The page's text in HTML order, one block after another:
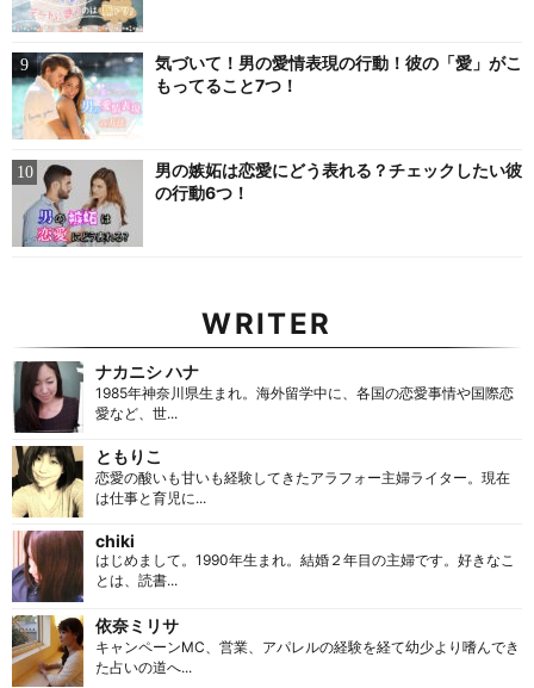
気づいて！男の愛情表現の行動！彼の「愛」がこ
もってること7つ！
男の嫉妬は恋愛にどう表れる？チェックしたい彼
の行動6つ！
WRITER
ナカニシ ハナ
1985年神奈川県生まれ。海外留学中に、各国の恋愛事情や国際恋
愛など、世...
ともりこ
恋愛の酸いも甘いも経験してきたアラフォー主婦ライター。現在
は仕事と育児に...
chiki
はじめまして。1990年生まれ。結婚２年目の主婦です。好きなこ
とは、読書...
依奈ミリサ
キャンペーンMC、営業、アパレルの経験を経て幼少より嗜んでき
た占いの道へ...